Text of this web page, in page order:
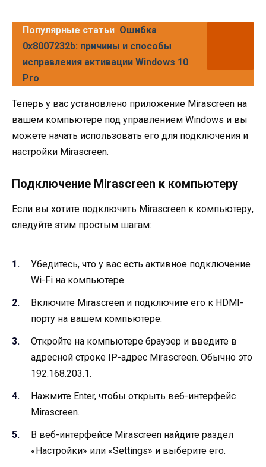
Популярные статьи Ошибка
0x8007232b: причины и способы
исправления активации Windows 10
Pro
Теперь у вас установлено приложение Mirascreen на
вашем компьютере под управлением Windows и вы
можете начать использовать его для подключения и
настройки Mirascreen.
Подключение Mirascreen к компьютеру
Если вы хотите подключить Mirascreen к компьютеру,
следуйте этим простым шагам:
Убедитесь, что у вас есть активное подключение
Wi-Fi на компьютере.
Включите Mirascreen и подключите его к HDMI-
порту на вашем компьютере.
Откройте на компьютере браузер и введите в
адресной строке IP-адрес Mirascreen. Обычно это
192.168.203.1.
Нажмите Enter, чтобы открыть веб-интерфейс
Mirascreen.
В веб-интерфейсе Mirascreen найдите раздел
«Настройки» или «Settings» и выберите его.